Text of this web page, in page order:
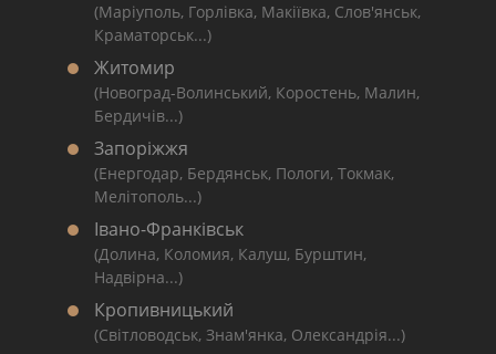
(Маріуполь, Горлівка, Макіївка, Слов'янськ,
Краматорськ...)
Житомир
(Новоград-Волинський, Коростень, Малин,
Бердичів...)
Запоріжжя
(Енергодар, Бердянськ, Пологи, Токмак,
Мелітополь...)
Івано-Франківськ
(Долина, Коломия, Калуш, Бурштин,
Надвірна...)
Кропивницький
(Світловодськ, Знам'янка, Олександрія...)